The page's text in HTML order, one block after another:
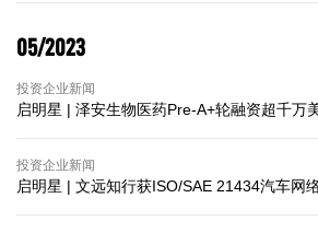
05/2023
投资企业新闻
启明星 | 泽安生物医药Pre-A+轮融资超千万
投资企业新闻
启明星 | 文远知行获ISO/SAE 21434汽车网